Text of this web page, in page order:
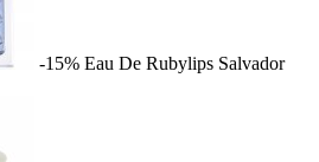
-15% Eau De Rubylips Salvador